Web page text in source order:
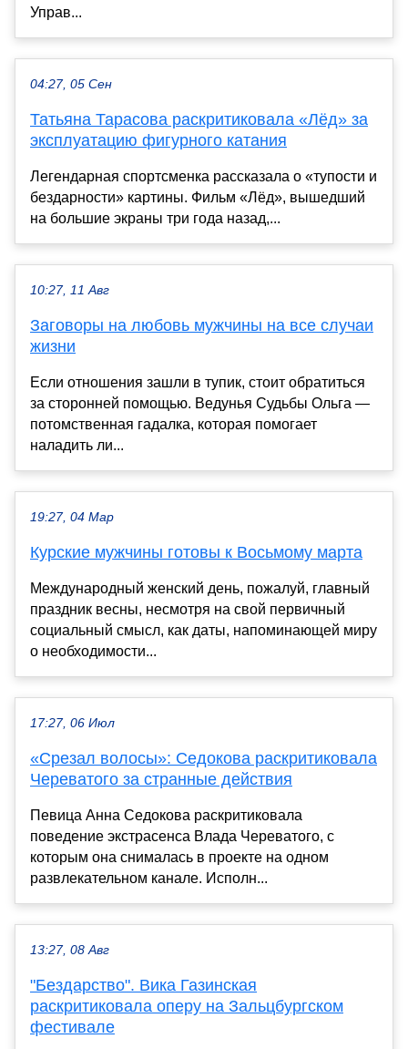
Управ...
04:27, 05 Сен
Татьяна Тарасова раскритиковала «Лёд» за
эксплуатацию фигурного катания
Легендарная спортсменка рассказала о «тупости и
бездарности» картины. Фильм «Лёд», вышедший
на большие экраны три года назад,...
10:27, 11 Авг
Заговоры на любовь мужчины на все случаи
жизни
Если отношения зашли в тупик, стоит обратиться
за сторонней помощью. Ведунья Судьбы Ольга —
потомственная гадалка, которая помогает
наладить ли...
19:27, 04 Мар
Курские мужчины готовы к Восьмому марта
Международный женский день, пожалуй, главный
праздник весны, несмотря на свой первичный
социальный смысл, как даты, напоминающей миру
о необходимости...
17:27, 06 Июл
«Срезал волосы»: Седокова раскритиковала
Череватого за странные действия
Певица Анна Седокова раскритиковала
поведение экстрасенса Влада Череватого, с
которым она снималась в проекте на одном
развлекательном канале. Исполн...
13:27, 08 Авг
"Бездарство". Вика Газинская
раскритиковала оперу на Зальцбургском
фестивале